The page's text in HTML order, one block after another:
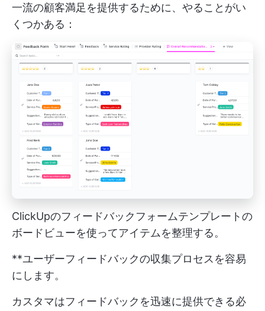
一流の顧客満足を提供するために、やることがい
くつかある：
ClickUpのフィードバックフォームテンプレートの
ボードビューを使ってアイテムを整理する。
**ユーザーフィードバックの収集プロセスを容易
にします。
カスタマはフィードバックを迅速に提供できる必